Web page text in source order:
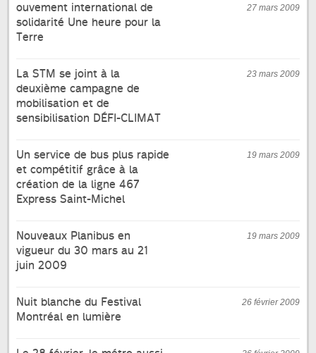
27 mars 2009
ouvement international de
solidarité Une heure pour la
Terre
23 mars 2009
La STM se joint à la
deuxième campagne de
mobilisation et de
sensibilisation DÉFI-CLIMAT
19 mars 2009
Un service de bus plus rapide
et compétitif grâce à la
création de la ligne 467
Express Saint-Michel
19 mars 2009
Nouveaux Planibus en
vigueur du 30 mars au 21
juin 2009
26 février 2009
Nuit blanche du Festival
Montréal en lumière